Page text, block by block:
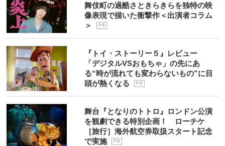
舞伎町の過酷さときらきらを独特の映
像表現で描いた衝撃作＜出演者コラム
＞
P R
『トイ・ストーリー５』レビュー
「デジタルVSおもちゃ」の先にあ
る“時が流れても変わらないもの”に目
頭が熱くなる
P R
舞台『となりのトトロ』ロンドン公演
を観劇できる特別企画！ ローチケ
［旅行］海外航空券取扱スタート記念
で実施
P R